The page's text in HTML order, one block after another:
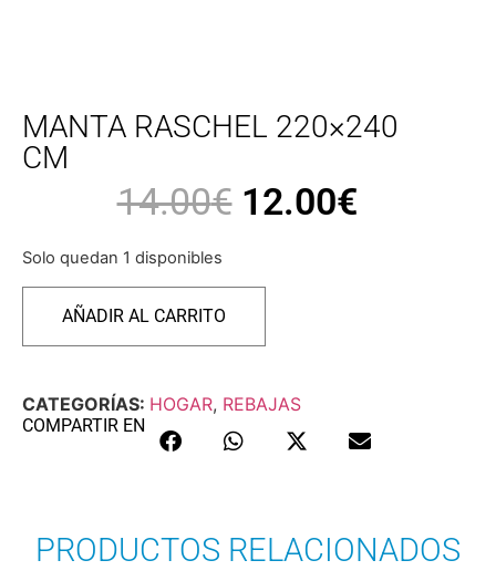
MANTA RASCHEL 220×240
CM
14.00€ 12.00€
Solo quedan 1 disponibles
AÑADIR AL CARRITO
CATEGORÍAS: HOGAR, REBAJAS
COMPARTIR EN
PRODUCTOS RELACIONADOS